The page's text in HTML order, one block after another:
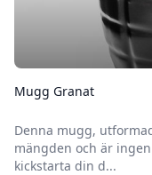
Mugg Granat
Denna mugg,
mängden och är
kickstarta din d...